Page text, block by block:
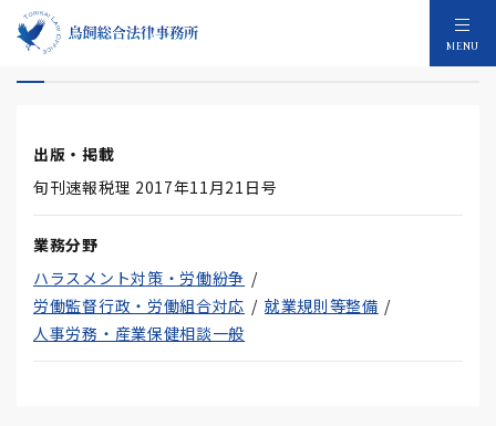
MENU
副業について
出版・掲載
旬刊速報税理 2017年11月21日号
業務分野
ハラスメント対策・労働紛争
労働監督行政・労働組合対応
就業規則等整備
人事労務・産業保健相談一般